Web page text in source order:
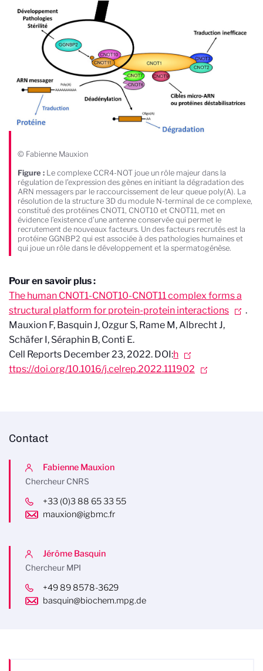
© Fabienne Mauxion
Figure : Le complexe CCR4-NOT joue un rôle majeur dans la
régulation de l’expression des gènes en initiant la dégradation des
ARN messagers par le raccourcissement de leur queue poly(A). La
résolution de la structure 3D du module N-terminal de ce complexe,
constitué des protéines CNOT1, CNOT10 et CNOT11, met en
évidence l’existence d’une antenne conservée qui permet le
recrutement de nouveaux facteurs. Un des facteurs recrutés est la
protéine GGNBP2 qui est associée à des pathologies humaines et
qui joue un rôle dans le développement et la spermatogénèse.
Pour en savoir plus :
The human CNOT1-CNOT10-CNOT11 complex forms a
structural platform for protein-protein interactions
.
Mauxion F, Basquin J, Ozgur S, Rame M, Albrecht J,
Schäfer I, Séraphin B, Conti E.
Cell Reports December 23, 2022. DOI:h
ttps://doi.org/10.1016/j.celrep.2022.111902
Contact
Fabienne Mauxion
Chercheur CNRS
+33 (0)3 88 65 33 55
mauxion@igbmc.fr
Jérôme Basquin
Chercheur MPI
+49 89 8578-3629
basquin@biochem.mpg.de